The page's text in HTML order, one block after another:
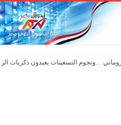
…ونجوم التسعينات يعيدون ذكريات